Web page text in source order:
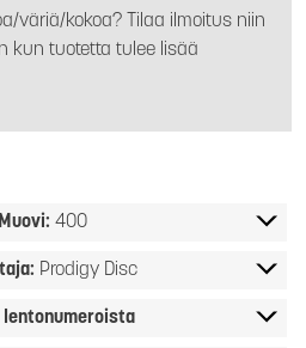
väriä/kokoa? Tilaa ilmoitus niin
kun tuotetta tulee lisää
Muovi: 400
Prodigy Disc
lentonumeroista